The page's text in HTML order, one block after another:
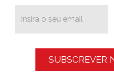
SUBSCREVER